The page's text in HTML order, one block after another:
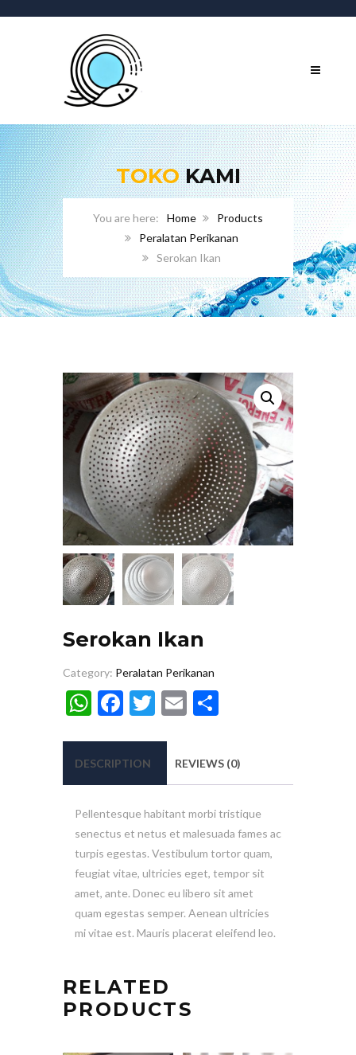
TOKOKAMI
Home
Products
Peralatan Perikanan
Serokan Ikan
Serokan Ikan
Category: Peralatan Perikanan
WhatsApp
Facebook
Twitter
Email
DESCRIPTION REVIEWS (0)
Pellentesque habitant morbi tristique
senectus et netus et malesuada fames ac
turpis egestas. Vestibulum tortor quam,
feugiat vitae, ultricies eget, tempor sit
amet, ante. Donec eu libero sit amet
quam egestas semper. Aenean ultricies
mi vitae est. Mauris placerat eleifend leo.
RELATED
PRODUCTS